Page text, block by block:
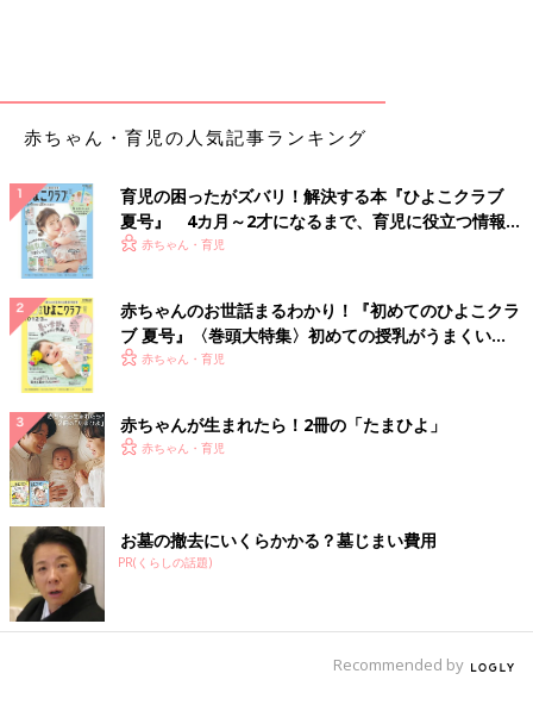
赤ちゃん・育児の人気記事ランキング
育児の困ったがズバリ！解決する本『ひよこクラブ
夏号』 4カ月～2才になるまで、育児に役立つ情報が
いっぱい！
赤ちゃん・育児
赤ちゃんのお世話まるわかり！『初めてのひよこクラ
ブ 夏号』〈巻頭大特集〉初めての授乳がうまくい
く！ おっぱい・ミルクの基本と夏のトラブル 解決テ
赤ちゃん・育児
赤ちゃんが生まれたら！2冊の「たまひよ」
赤ちゃん・育児
お墓の撤去にいくらかかる？墓じまい費用
PR(くらしの話題)
Recommended by